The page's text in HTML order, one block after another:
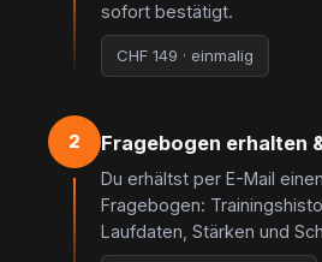
sofort bestätigt.
CHF 149 · einmalig
2 Fragebogen erhalten
Du erhältst per E-Mail
Fragebogen:
Laufdaten, Stärken und